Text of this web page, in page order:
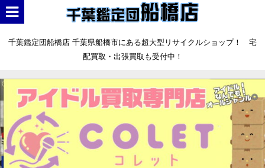
千葉鑑定団船橋店 千葉県船橋市にある超大型リサイクルショップ！ 宅
配買取・出張買取も受付中！